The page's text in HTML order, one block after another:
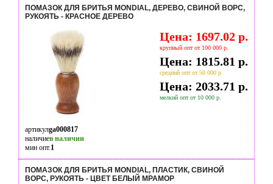
ПОМАЗОК ДЛЯ БРИТЬЯ MONDIAL, ДЕРЕВО, СВИНОЙ ВОРС,
РУКОЯТЬ - КРАСНОЕ ДЕРЕВО
Цена: 1697.02 р.
крупный опт от 100 000 р.
Цена: 1815.81 р.
средний опт от 50 000 р.
Цена: 2033.71 р.
мелкий опт от 10 000 р.
артикулga000817
наличиев наличии
мин опт.1
ПОМАЗОК ДЛЯ БРИТЬЯ MONDIAL, ПЛАСТИК, СВИНОЙ
ВОРС, РУКОЯТЬ - ЦВЕТ БЕЛЫЙ МРАМОР